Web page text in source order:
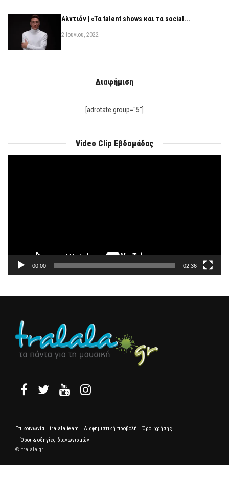
Αλντιόν | «Τα talent shows και τα social...
2 Ιουνίου, 2022
Διαφήμιση
[adrotate group="5"]
Video Clip Εβδομάδας
00:00 02:36
Επικοινωνία tralala team Διαφημιστική προβολή
Όροι χρήσης
Όροι & οδηγίες διαγωνισμών
© tralala.gr